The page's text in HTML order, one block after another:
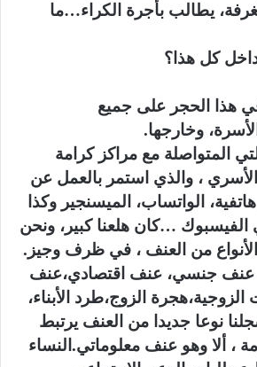
يطالب بأجرة الكراء…ما
كل هذا؟
هذا الحجر على جميع
وخارجها.
المتواصلة مع مراكز كرامة
الأسري ، والذي استمر بالعمل عن
الواتساب، الميسنجير وكذا
…كان هلعنا كبير، ونحن
من العنف ، في ظرف وجيز.
جنسي، عنف اقتصادي،عنف
الزوج،طرد الأبناء،
نوعا جديدا من العنف يرتبط
، ألا وهو عنف معلوماتي.النساء